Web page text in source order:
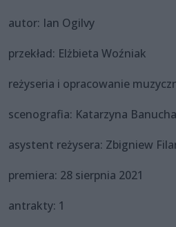
autor: Ian Ogilvy
przekład: Elżbieta Woźniak
reżyseria i opracowanie
scenografia: Katarzyna Banucha
asystent reżysera: Zbigniew
premiera: 28 sierpnia 2021
antrakty: 1